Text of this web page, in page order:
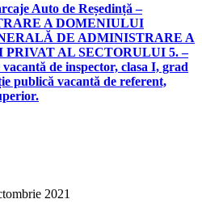
Auto de Reședință –
A DOMENIULUI
DE ADMINISTRARE A
AL SECTORULUI 5. –
de inspector, clasa I, grad
publică vacantă de referent,
2021